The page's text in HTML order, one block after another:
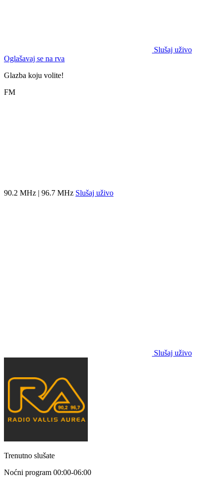
Slušaj uživo
Oglašavaj se na rva
Glazba koju volite!
FM
90.2 MHz | 96.7 MHz Slušaj uživo
Slušaj uživo
Trenutno slušate
Noćni program 00:00-06:00